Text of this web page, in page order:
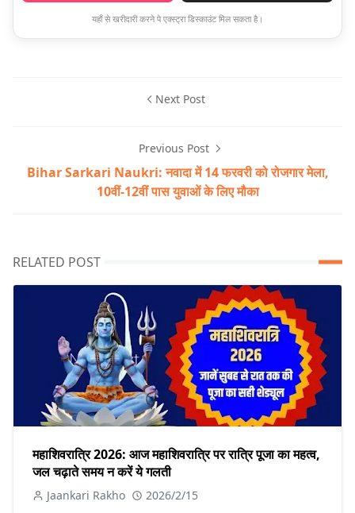
यहाँ से खरीदारी करने पे एक्स्ट्रा डिस्काउंट मिल सकता है।
Next Post
Previous Post
Bihar Sarkari Naukri: नवादा में 14 फरवरी को रोजगार मेला,
10वीं-12वीं पास युवाओं के लिए मौका
RELATED POST
महाशिवरात्रि 2026: आज महाशिवरात्रि पर रात्रि पूजा का महत्व,
जल चढ़ाते समय न करें ये गलती
Jaankari Rakho 2026/2/15